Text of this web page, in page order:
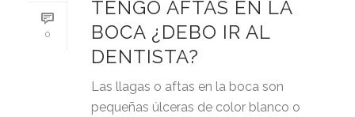
0
TENGO AFTAS EN LA
BOCA ¿DEBO IR AL
DENTISTA?
Las llagas o aftas en la boca son
pequeñas úlceras de color blanco o